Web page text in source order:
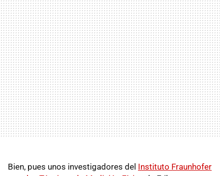
Bien, pues unos investigadores del Instituto Fraunhofer